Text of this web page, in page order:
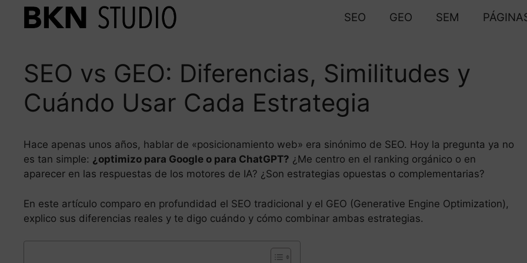
Saltar
SEO GEO SEM
SEO vs GEO: Diferencias, Similitudes y
Cuándo Usar Cada Estrategia
Hace apenas unos años, hablar de «posicionamiento web» era sinónimo de SEO. Hoy la pregunta ya no
es tan simple: ¿optimizo para Google o para ChatGPT? ¿Me centro en el ranking orgánico o en
aparecer en las respuestas de los motores de IA? ¿Son estrategias opuestas o complementarias?
En este artículo comparo en profundidad el SEO tradicional y el GEO (Generative Engine Optimization),
explico sus diferencias reales y te digo cuándo y cómo combinar ambas estrategias.